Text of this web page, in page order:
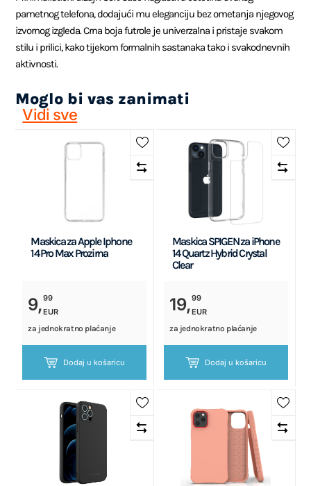
pametnog telefona, dodajući mu eleganciju bez ometanja njegovog
izvornog izgleda. Crna boja futrole je univerzalna i pristaje svakom
stilu i prilici, kako tijekom formalnih sastanaka tako i svakodnevnih
aktivnosti.
Moglo bi vas zanimati
Vidi sve
Maskica za Apple Iphone
14 Pro Max Prozirna
9,99
EUR
za jednokratno plaćanje
Dodaj u košaricu
Maskica SPIGEN za iPhone
14 Quartz Hybrid Crystal
Clear
19,99
EUR
za jednokratno plaćanje
Dodaj u košaricu